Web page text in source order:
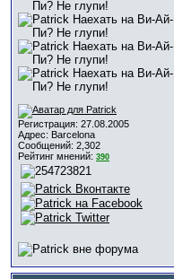
Регистрация: 27.08.2005
Адрес: Barcelona
Сообщений: 2,302
Рейтинг мнений: 390